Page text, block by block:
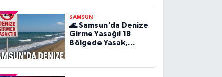
SAMSUN
🌊 Samsun'da Denize
Girme Yasağı! 18
Bölgede Yasak,